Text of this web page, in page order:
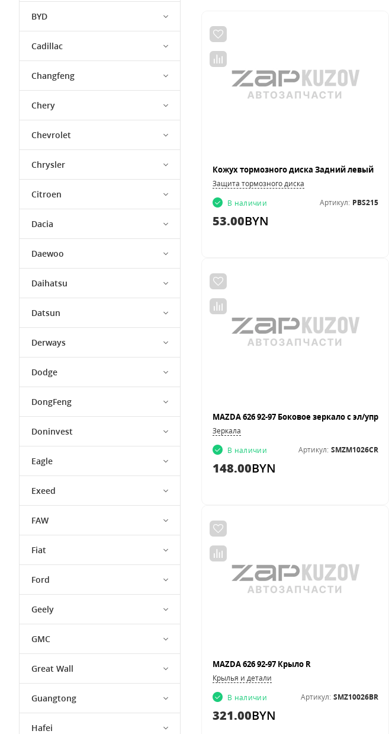
BYD
Cadillac
Changfeng
Chery
Chevrolet
Chrysler
Citroen
Dacia
Daewoo
Daihatsu
Datsun
Derways
Dodge
DongFeng
Doninvest
Eagle
Exeed
FAW
Fiat
Ford
Geely
GMC
Great Wall
Guangtong
Hafei
Защита тормозного диска
В наличии
Артикул: PBS215
53.00BYN
Зеркала
В наличии
Артикул: SMZM1026CR
148.00BYN
MAZDA 626 92-97 Крыло R
Крылья и детали
В наличии
Артикул: SMZ10026BR
321.00BYN